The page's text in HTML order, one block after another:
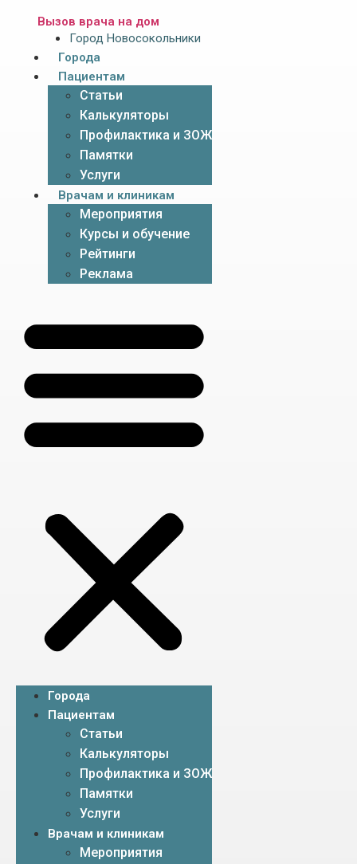
Вызов врача на дом
Город Новосокольники
Города
Пациентам
Статьи
Калькуляторы
Профилактика и ЗОЖ
Памятки
Услуги
Врачам и клиникам
Мероприятия
Курсы и обучение
Рейтинги
Реклама
Города
Пациентам
Статьи
Калькуляторы
Профилактика и ЗОЖ
Памятки
Услуги
Врачам и клиникам
Мероприятия